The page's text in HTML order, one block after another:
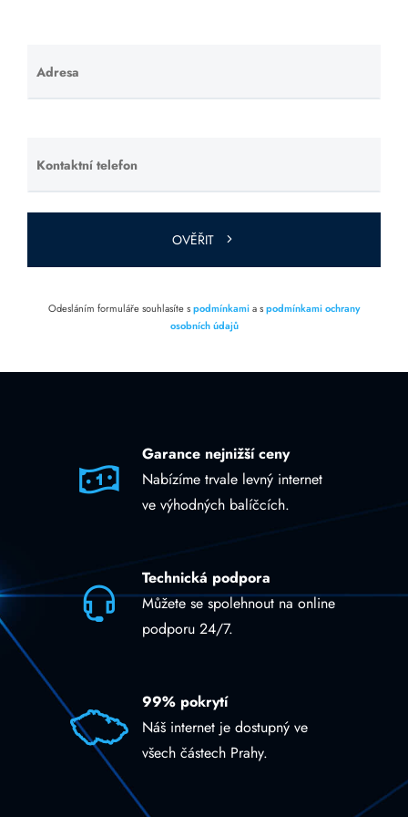
Adresa
Ponechte
toto pole
Kontaktní telefon
Ponechte
toto pole
prázdné.
OVĚŘIT
Odesláním formuláře souhlasíte spodmínkamia spodmínkami ochrany
osobních údajů
Garance nejnižší ceny
Nabízíme trvale levný internet
ve výhodných balíčcích.
Technická podpora
Můžete se spolehnout na online
podporu 24/7.
99% pokrytí
Náš internet je dostupný ve
všech částech Prahy.